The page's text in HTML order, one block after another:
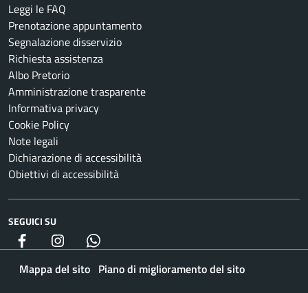
Leggi le FAQ
Prenotazione appuntamento
Segnalazione disservizio
Richiesta assistenza
Albo Pretorio
Amministrazione trasparente
Informativa privacy
Cookie Policy
Note legali
Dichiarazione di accessibilità
Obiettivi di accessibilità
SEGUICI SU
Facebook Instagram
Mappa del sito Piano di miglioramento del sito